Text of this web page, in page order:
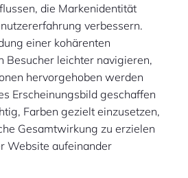
die Markenidentität
verbessern.
einer kohärenten
Besucher leichter navigieren,
hervorgehoben werden
Erscheinungsbild geschaffen
Farben gezielt einzusetzen,
Gesamtwirkung zu erzielen
Website aufeinander